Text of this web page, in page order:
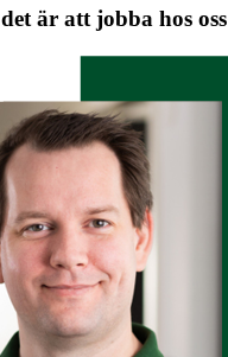
är att jobba hos oss